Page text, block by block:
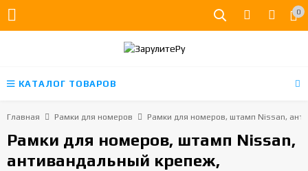
0
КАТАЛОГ ТОВАРОВ
Главная Рамки для номеров Рамки для номеров, штамп Nissan,
Рамки для номеров, штамп Nissan,
антивандальный крепеж,